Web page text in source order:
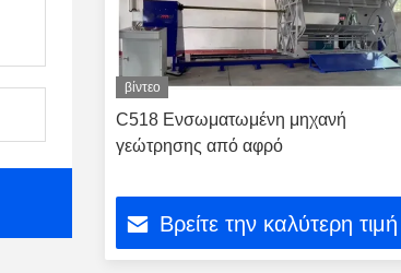
βίντεο
C518 Ενσωματωμένη μηχανή
γεώτρησης από αφρό
Βρείτε την καλύτερη τιμή